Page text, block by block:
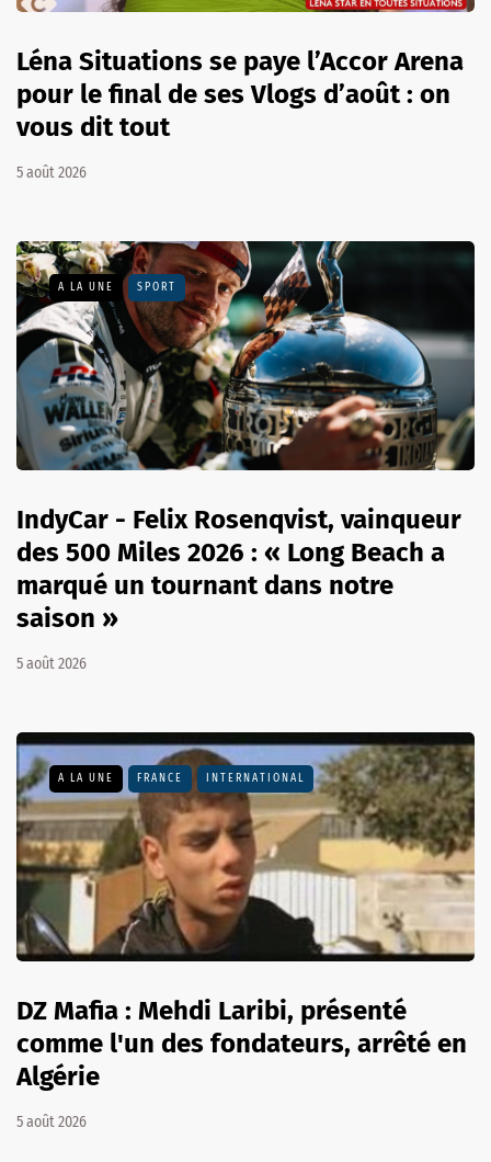
Léna Situations se paye l’Accor Arena
pour le final de ses Vlogs d’août : on
vous dit tout
5 août 2026
A LA UNE SPORT
IndyCar - Felix Rosenqvist, vainqueur
des 500 Miles 2026 : « Long Beach a
marqué un tournant dans notre
saison »
5 août 2026
A LA UNE FRANCE INTERNATIONAL
DZ Mafia : Mehdi Laribi, présenté
comme l'un des fondateurs, arrêté en
Algérie
5 août 2026